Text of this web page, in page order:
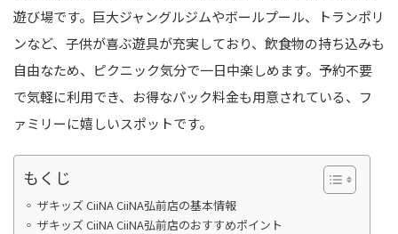
遊び場です。巨大ジャングルジムやボールプール、トランポリ
ンなど、子供が喜ぶ遊具が充実しており、飲食物の持ち込みも
自由なため、ピクニック気分で一日中楽しめます。予約不要
で気軽に利用でき、お得なパック料金も用意されている、フ
ァミリーに嬉しいスポットです。
もくじ
ザキッズ CiiNA CiiNA弘前店の基本情報
ザキッズ CiiNA CiiNA弘前店のおすすめポイント